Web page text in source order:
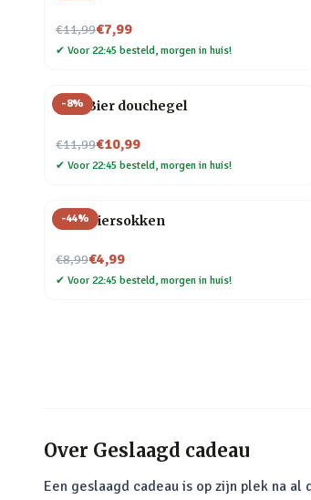
€11,99
Nu voor€7,99
✔ Voor 22:45 besteld, morgen in huis!
-8%
Wiki Bier douchegel
€11,99
Nu voor€10,99
✔ Voor 22:45 besteld, morgen in huis!
-44%
Gele biersokken
€8,99
Nu voor€4,99
✔ Voor 22:45 besteld, morgen in huis!
Over Geslaagd cadeau
Een geslaagd cadeau is op zijn plek na